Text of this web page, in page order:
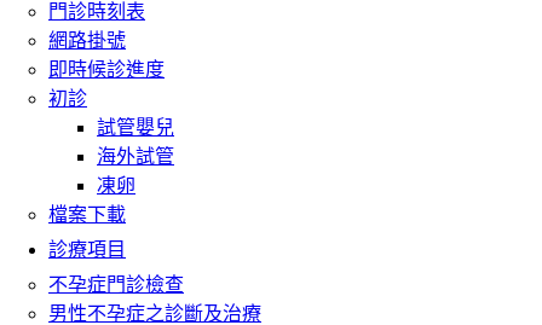
門診時刻表
網路掛號
即時候診進度
初診
試管嬰兒
海外試管
凍卵
檔案下載
診療項目
不孕症門診檢查
男性不孕症之診斷及治療